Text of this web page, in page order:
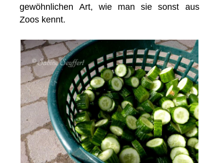
gewöhnlichen Art, wie man sie sonst aus
Zoos kennt.